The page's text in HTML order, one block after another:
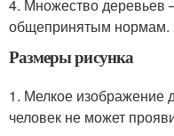
4. Множество деревьев
общепринятым нормам.
Размеры рисунка
1. Мелкое изображение
человек не может